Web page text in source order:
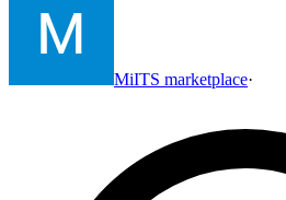
MiITS marketplace·